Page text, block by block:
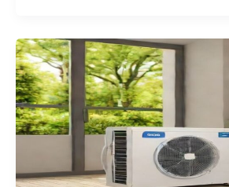
MG
India
ने
Hector,
Astor
और
मॉडल्स